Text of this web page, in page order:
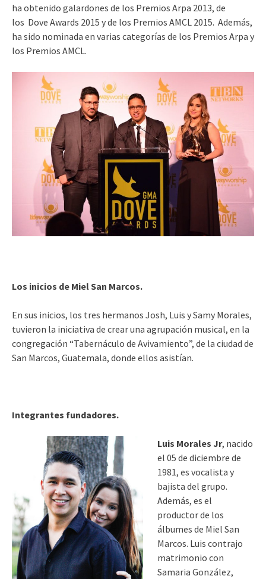
ha obtenido galardones de los Premios Arpa 2013, de
los Dove Awards 2015 y de los Premios AMCL 2015. Además,
ha sido nominada en varias categorías de los Premios Arpa y
los Premios AMCL.
Los inicios de Miel San Marcos.
En sus inicios, los tres hermanos Josh, Luis y Samy Morales,
tuvieron la iniciativa de crear una agrupación musical, en la
congregación “Tabernáculo de Avivamiento”, de la ciudad de
San Marcos, Guatemala, donde ellos asistían.
Integrantes fundadores.
Luis Morales Jr, nacido
el 05 de diciembre de
1981, es vocalista y
bajista del grupo.
Además, es el
productor de los
álbumes de Miel San
Marcos. Luis contrajo
matrimonio con
Samaria González,